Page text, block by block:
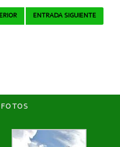
ENTRADA SIGUIENTE